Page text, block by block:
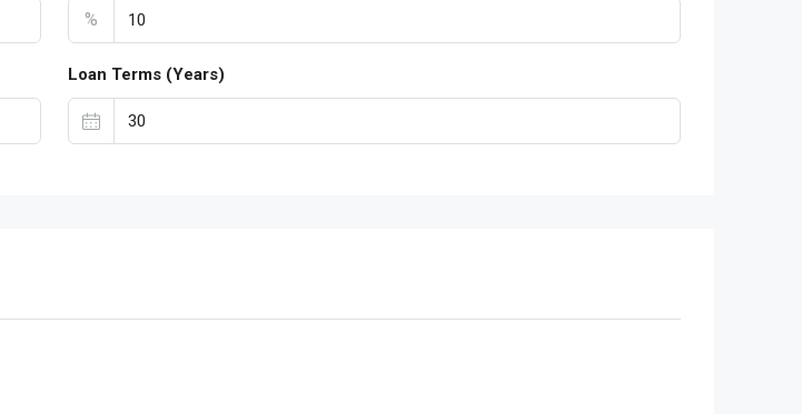
%
Loan Terms (Years)